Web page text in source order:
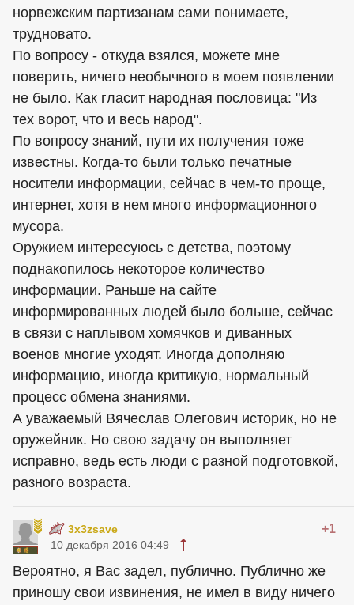
норвежским партизанам сами понимаете,
трудновато.
По вопросу - откуда взялся, можете мне
поверить, ничего необычного в моем появлении
не было. Как гласит народная пословица: "Из
тех ворот, что и весь народ".
По вопросу знаний, пути их получения тоже
известны. Когда-то были только печатные
носители информации, сейчас в чем-то проще,
интернет, хотя в нем много информационного
мусора.
Оружием интересуюсь с детства, поэтому
поднакопилось некоторое количество
информации. Раньше на сайте
информированных людей было больше, сейчас
в связи с наплывом хомячков и диванных
военов многие уходят. Иногда дополняю
информацию, иногда критикую, нормальный
процесс обмена знаниями.
А уважаемый Вячеслав Олегович историк, но не
оружейник. Но свою задачу он выполняет
исправно, ведь есть люди с разной подготовкой,
разного возраста.
3x3zsave +1
10 декабря 2016 04:49
Вероятно, я Вас задел, публично. Публично же
приношу свои извинения, не имел в виду ничего